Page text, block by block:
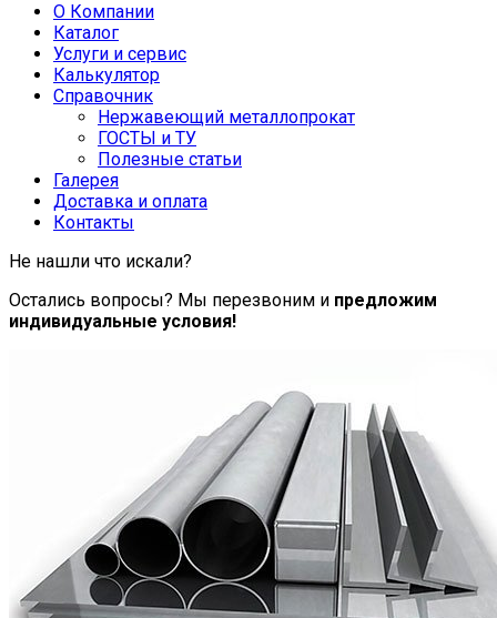
О Компании
Каталог
Услуги и сервис
Калькулятор
Справочник
Нержавеющий металлопрокат
ГОСТЫ и ТУ
Полезные статьи
Галерея
Доставка и оплата
Контакты
Не нашли что искали?
Остались вопросы? Мы перезвоним и предложим
индивидуальные условия!